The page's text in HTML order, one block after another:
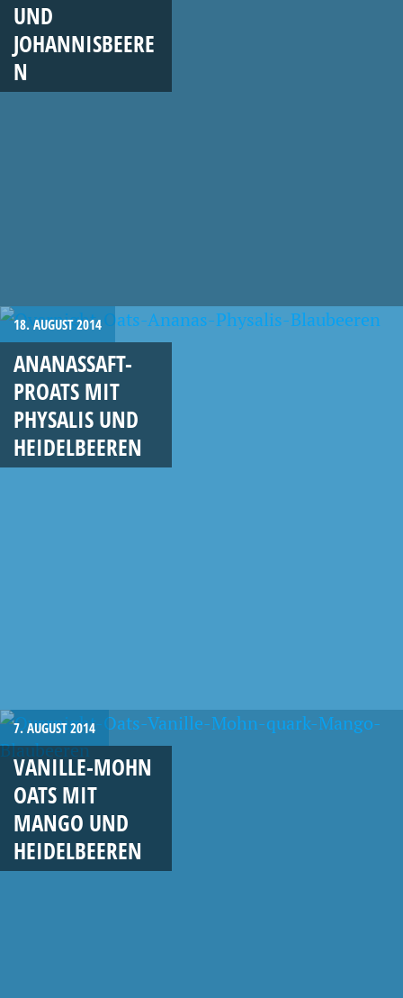
UND
JOHANNISBEERE
N
18. AUGUST 2014
ANANASSAFT-
PROATS MIT
PHYSALIS UND
HEIDELBEEREN
7. AUGUST 2014
VANILLE-MOHN
OATS MIT
MANGO UND
HEIDELBEEREN